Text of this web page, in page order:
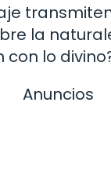
la
con lo
Anuncios